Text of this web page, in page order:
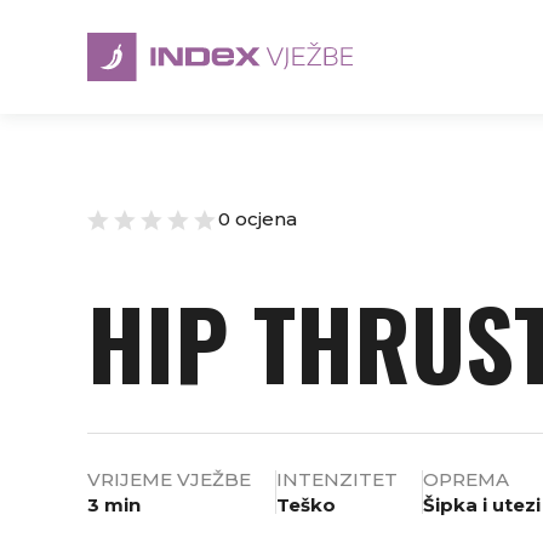
0 ocjena
HIP
VRIJEME VJEŽBE
3 min
INTENZITET
Teško
OPREMA
Šipka i utezi